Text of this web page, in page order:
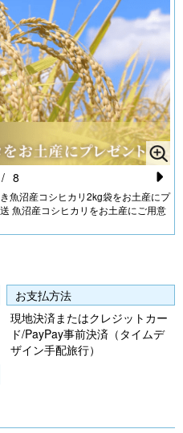
魚沼産コシヒカリ2kg袋をお土産にプ
魚沼産コシヒカリをお土産にご用意
N
e
/ 8
お支払方法
現地決済またはクレジットカー
ド/PayPay事前決済（タイムデ
ザイン手配旅行）